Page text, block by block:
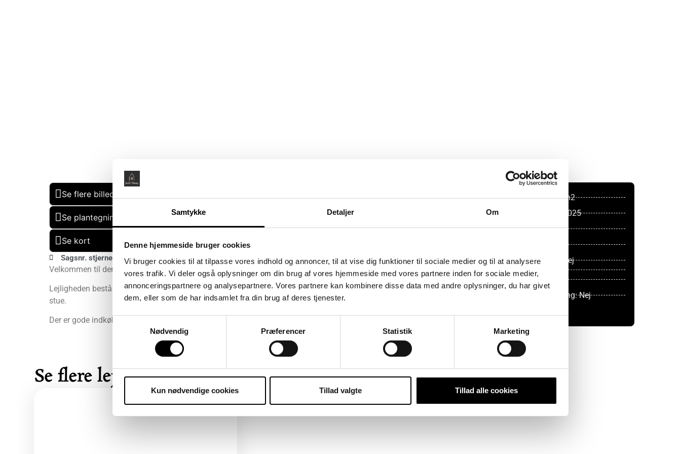
Samtykke Detaljer Om
Denne hjemmeside bruger cookies
Vi bruger cookies til at tilpasse vores indhold og annoncer, til at vise dig funktioner til sociale medier og til at analysere
vores trafik. Vi deler også oplysninger om din brug af vores hjemmeside med vores partnere inden for sociale medier,
annonceringspartnere og analysepartnere. Vores partnere kan kombinere disse data med andre oplysninger, du har givet
dem, eller som de har indsamlet fra din brug af deres tjenester.
Samtykkevalg
Nødvendig
Præferencer Statistik Marketing
Kun nødvendige cookies Tillad valgte Tillad alle cookies
Se flere billeder
Se plantegning
Se kort
Sagsnr. stjerne4B Stjernegade 4B, 3.tv 3000 Helsingør
Velkommen til denne skønne perle, beliggende midt i Helsingør by.
Lejligheden består af 3 soveværelser, spisekøkken, badeværelse med separat brus samt en rummelig
stue.
Der er gode indkøbsmuligheder og kort afstand til offentlig transport.
Boligareal 103 m2
Ledig fra 01/08/2025
Værelser : 4
Husdyr tilladt: Nej
Elevator: Nej
Mulighed for parkering: Nej
Se flere lejeboliger her